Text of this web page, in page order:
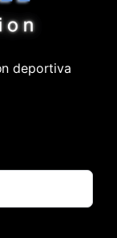
deportiva